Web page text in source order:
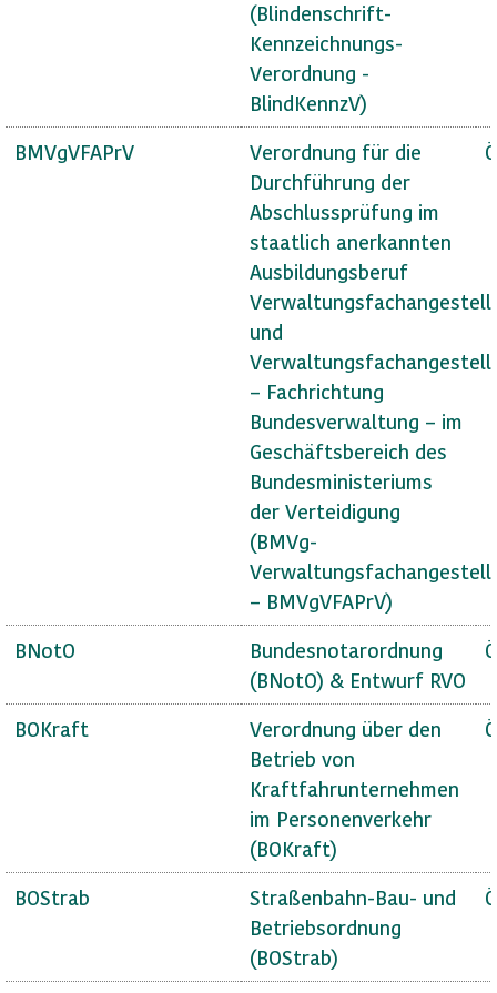
(Blindenschrift-
Kennzeichnungs-
Verordnung -
BlindKennzV)
BMVgVFAPrV
Verordnung für die
Durchführung der
Abschlussprüfung im
staatlich anerkannten
Ausbildungsberuf
und
– Fachrichtung
Bundesverwaltung – im
Geschäftsbereich des
Bundesministeriums
der Verteidigung
(BMVg-
– BMVgVFAPrV)
BNotO
Bundesnotarordnung
(BNotO) & Entwurf RVO
BOKraft
Verordnung über den
Betrieb von
Kraftfahrunternehmen
im Personenverkehr
(BOKraft)
BOStrab
Straßenbahn-Bau- und
Betriebsordnung
(BOStrab)